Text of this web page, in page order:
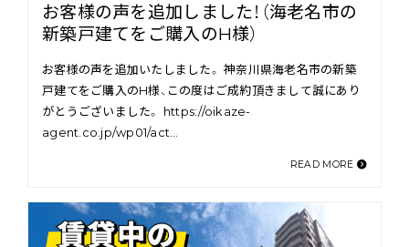
お客様の声を追加しました！（海老名市の
新築戸建てをご購入のH様）
お客様の声を追加いたしました。 神奈川県海老名市の新築
戸建てをご購入のH様、この度はご成約頂きまして誠にあり
がとうございました。 https://oikaze-
agent.co.jp/wp01/act…
READ MORE